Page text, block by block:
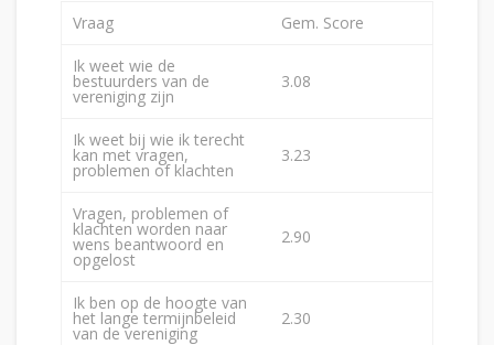
Vraag Gem. Score
Ik weet wie de
bestuurders van de
vereniging zijn
3.08
Ik weet bij wie ik terecht
kan met vragen,
problemen of klachten
3.23
Vragen, problemen of
klachten worden naar
wens beantwoord en
opgelost
2.90
Ik ben op de hoogte van
het lange termijnbeleid
van de vereniging
2.30